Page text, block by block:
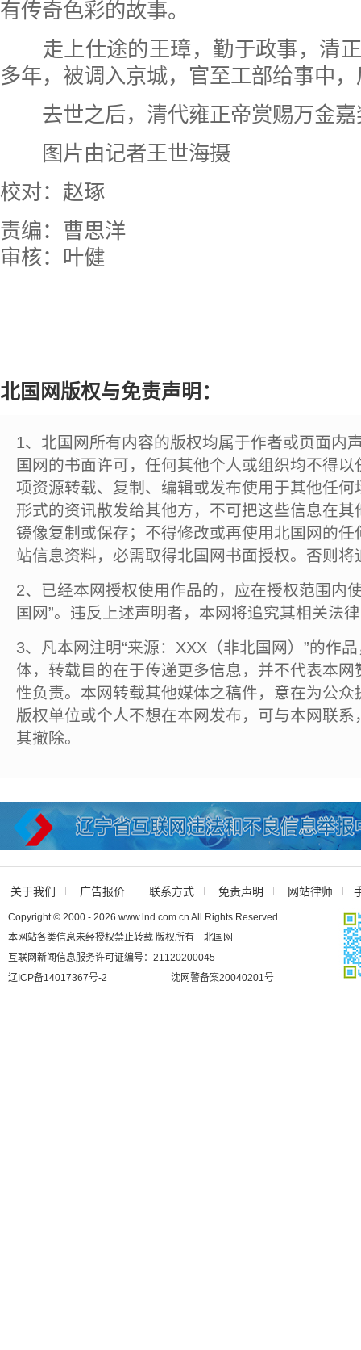
有传奇色彩的故事。
走上仕途的王璋，勤于政事，清正
多年，被调入京城，官至工部给事中
去世之后，清代雍正帝赏赐万金嘉
图片由记者王世海摄
校对：赵琢
责编：曹思洋
审核：叶健
北国网版权与免责声明：
1、北国网所有内容的版权均属于作者或页面内
国网的书面许可，任何其他个人或组织均不得
项资源转载、复制、编辑或发布使用于其他任
形式的资讯散发给其他方，不可把这些信息在
镜像复制或保存；不得修改或再使用北国网的
站信息资料，必需取得北国网书面授权。否则将
2、已经本网授权使用作品的，应在授权范围内
国网”。违反上述声明者，本网将追究其相关法
3、凡本网注明“来源：XXX（非北国网）”的作
体，转载目的在于传递更多信息，并不代表本
性负责。本网转载其他媒体之稿件，意在为公
版权单位或个人不想在本网发布，可与本网联
其撤除。
关于我们 广告报价 联系方式 免责声明 网站律师
Copyright © 2000 - 2026 www.lnd.com.cn All Rights Reserved.
本网站各类信息未经授权禁止转载 版权所有 北国网
互联网新闻信息服务许可证编号：21120200045
辽ICP备14017367号-2
沈网警备案20040201号